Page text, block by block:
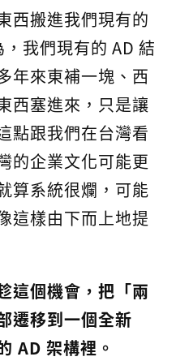
西搬進我們現有的
我們現有的 AD 結
年來東補一塊、西
西塞進來，只是讓
點跟我們在台灣看
的企業文化可能更
算系統很爛，可能
這樣由下而上地提
這個機會，把「兩
遷移到一個全新
AD 架構裡。